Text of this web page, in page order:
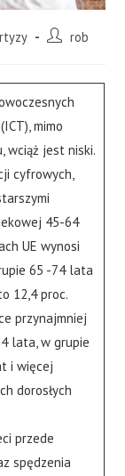
rob
mimo
jest niski.
cyfrowych,
45-64
UE wynosi
65 -74 lata
12,4 proc.
przynajmniej
lata, w grupie
i więcej
dorosłych
przede
spędzenia